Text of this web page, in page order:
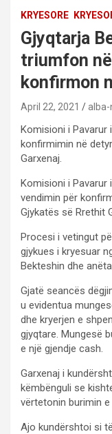
KRYESORE
Gjyqtarja
triumfon
konfirmon
April 22, 2021
Komisioni i Pavarur
konfirmimin në
Garxenaj.
Komisioni i Pavarur
vendimin për
Gjykatës së Rrethit
Procesi i vetingut
gjykues i kryesuar
Bekteshin dhe
Gjatë seancës
u evidentua
dhe kryerjen e
gjyqtare. Mungesë
e një gjendje cash.
Garxenaj i
këmbënguli se
vërtetonin burimin
Ajo kundërshtoi si